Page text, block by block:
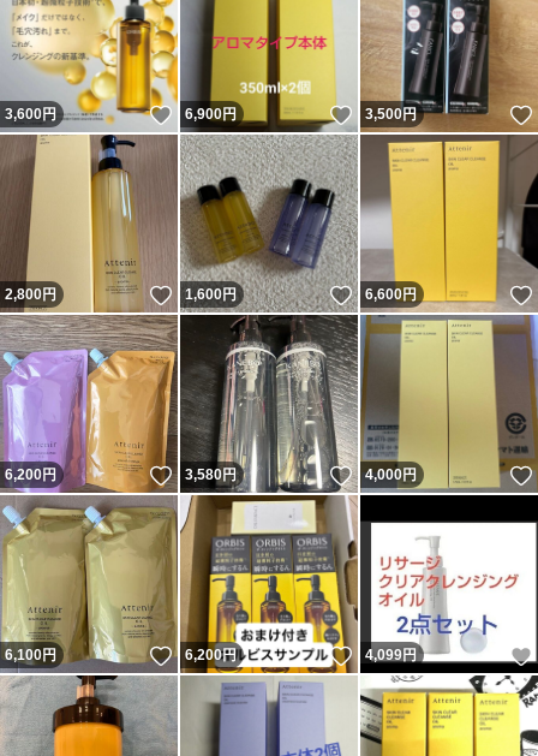
3,600円 いいね！
6,900円 いいね！
3,500円
2,800円 いいね！
1,600円 いいね！
6,600円
6,200円 いいね！
3,580円 いいね！
4,000円
6,100円 いいね！
6,200円 いいね！
4,099円